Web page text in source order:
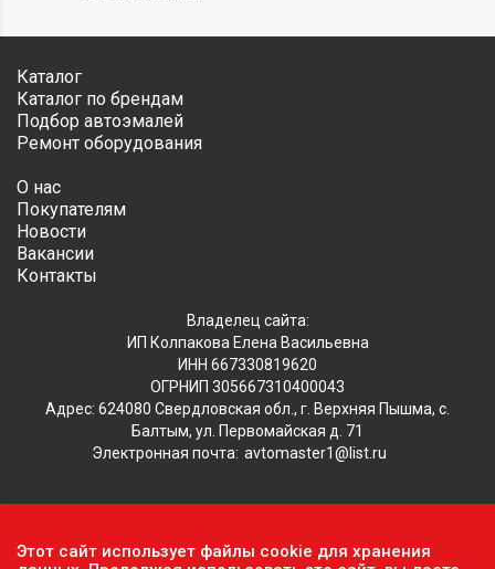
Каталог
Каталог по брендам
Подбор автоэмалей
Ремонт оборудования
О нас
Покупателям
Новости
Вакансии
Контакты
Владелец сайта:
ИП Колпакова Елена Васильевна
ИНН 667330819620
ОГРНИП 305667310400043
Адрес: 624080 Свердловская обл., г. Верхняя Пышма, с.
Балтым, ул. Первомайская д. 71
Электронная почта: avtomaster1@list.ru
Обратите внимание, что данный сайт носит исключительно
Этот сайт использует файлы cookie для хранения